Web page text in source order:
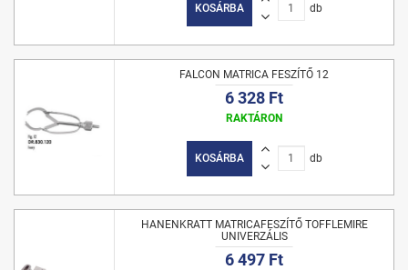
KOSÁRBA db
FALCON MATRICA FESZÍTŐ 12
6 328 Ft
RAKTÁRON
KOSÁRBA db
HANENKRATT MATRICAFESZÍTŐ TOFFLEMIRE
UNIVERZÁLIS
6 497 Ft